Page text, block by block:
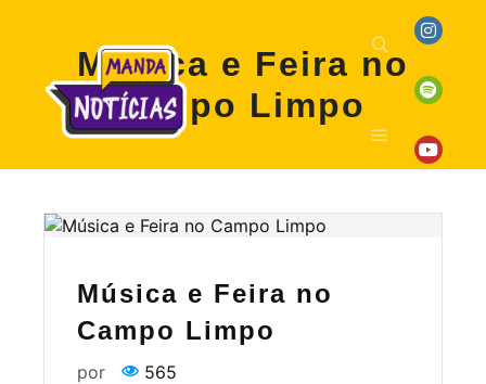
Música e Feira no
Campo Limpo
Música e Feira no
Campo Limpo
por 565